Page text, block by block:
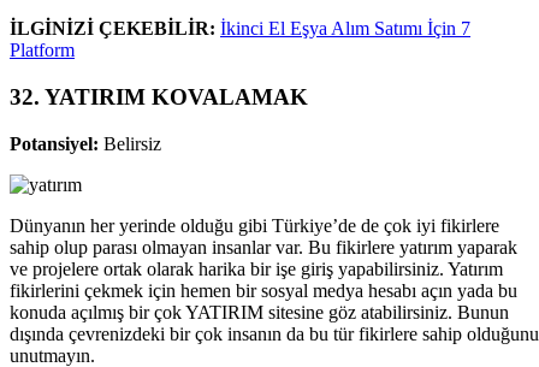
İLGİNİZİ ÇEKEBİLİR: İkinci El Eşya Alım Satımı İçin 7
Platform
32. YATIRIM KOVALAMAK
Potansiyel: Belirsiz
Dünyanın her yerinde olduğu gibi Türkiye’de de çok iyi fikirlere
sahip olup parası olmayan insanlar var. Bu fikirlere yatırım yaparak
ve projelere ortak olarak harika bir işe giriş yapabilirsiniz. Yatırım
fikirlerini çekmek için hemen bir sosyal medya hesabı açın yada bu
konuda açılmış bir çok YATIRIM sitesine göz atabilirsiniz. Bunun
dışında çevrenizdeki bir çok insanın da bu tür fikirlere sahip olduğunu
unutmayın.